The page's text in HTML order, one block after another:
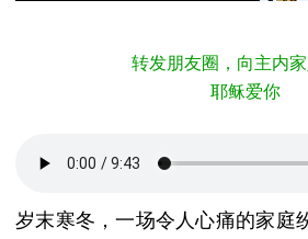
转发朋友圈，向主内
耶稣爱你
岁末寒冬，一场令人心痛的家庭